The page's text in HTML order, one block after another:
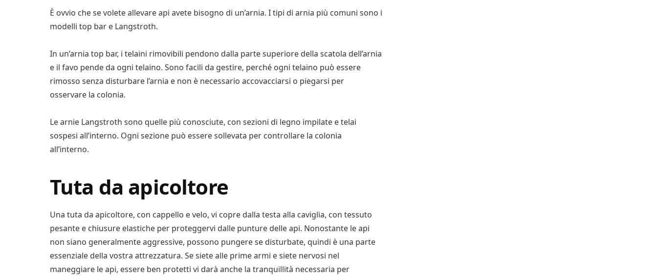
È ovvio che se volete allevare api avete bisogno di un’arnia. I tipi di arnia più comuni sono i
modelli top bar e Langstroth.
In un’arnia top bar, i telaini rimovibili pendono dalla parte superiore della scatola dell’arnia
e il favo pende da ogni telaino. Sono facili da gestire, perché ogni telaino può essere
rimosso senza disturbare l’arnia e non è necessario accovacciarsi o piegarsi per
osservare la colonia.
Le arnie Langstroth sono quelle più conosciute, con sezioni di legno impilate e telai
sospesi all’interno. Ogni sezione può essere sollevata per controllare la colonia
all’interno.
Tuta da apicoltore
Una tuta da apicoltore, con cappello e velo, vi copre dalla testa alla caviglia, con tessuto
pesante e chiusure elastiche per proteggervi dalle punture delle api. Nonostante le api
non siano generalmente aggressive, possono pungere se disturbate, quindi è una parte
essenziale della vostra attrezzatura. Se siete alle prime armi e siete nervosi nel
maneggiare le api, essere ben protetti vi darà anche la tranquillità necessaria per